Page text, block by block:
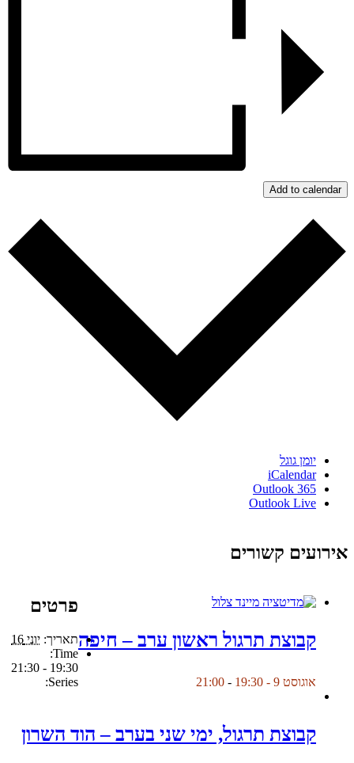
Add to calendar
יומן גוגל
iCalendar
Outlook 365
Outlook Live
אירועים קשורים
קבוצת תרגול ראשון ערב – חיפה
אוגוסט 9 - 19:30 -
21:00
קבוצת תרגול, ימי שני בערב – הוד השרון
פרטים
תאריך: יוני 16
Time:
19:30 - 21:30
Series: